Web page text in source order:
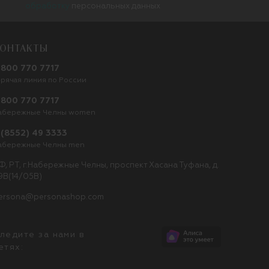
770 7717
линия по России
770 7717
Челны women
(8552) 49 3333
Челны men
РТ, г.Набережные Челны, проспект Хасана Туфана, д.
05В)
за нами в